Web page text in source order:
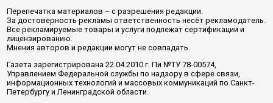
Перепечатка материалов – с разрешения редакции.
За достоверность рекламы ответственность несёт рекламодатель.
Все рекламируемые товары и услуги подлежат сертификации и
лицензированию.
Мнения авторов и редакции могут не совпадать.
Газета зарегистрирована 22.04.2010 г. Пи №ТУ 78-00574,
Управлением Федеральной службы по надзору в сфере связи,
информационных технологий и массовых коммуникаций по Санкт-
Петербургу и Ленинградской области.